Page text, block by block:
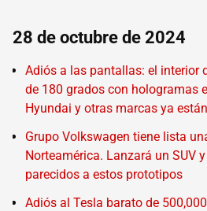
28 de octubre de 2024
Adiós a las pantallas: el interior
de 180 grados con hologramas
Hyundai y otras marcas ya
Grupo Volkswagen tiene lista
Norteamérica. Lanzará un SUV
parecidos a estos prototipos
Adiós al Tesla barato de